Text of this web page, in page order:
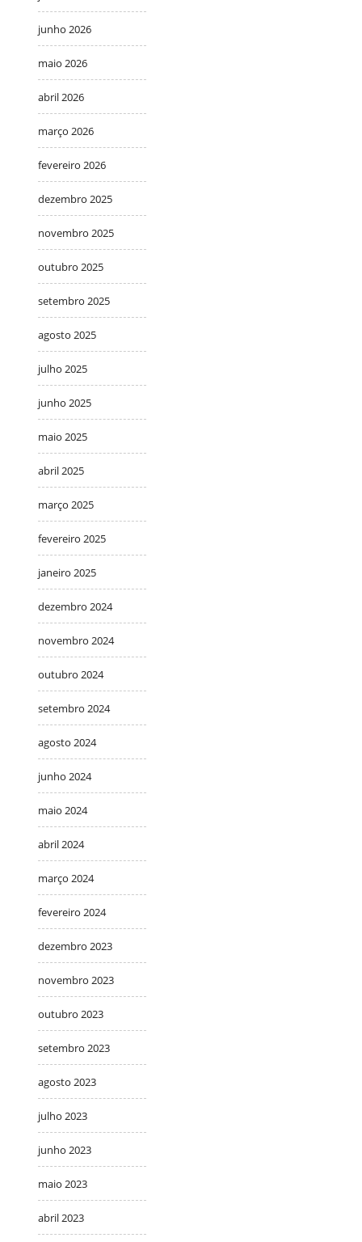
junho 2026
maio 2026
abril 2026
março 2026
fevereiro 2026
dezembro 2025
novembro 2025
outubro 2025
setembro 2025
agosto 2025
julho 2025
junho 2025
maio 2025
abril 2025
março 2025
fevereiro 2025
janeiro 2025
dezembro 2024
novembro 2024
outubro 2024
setembro 2024
agosto 2024
junho 2024
maio 2024
abril 2024
março 2024
fevereiro 2024
dezembro 2023
novembro 2023
outubro 2023
setembro 2023
agosto 2023
julho 2023
junho 2023
maio 2023
abril 2023